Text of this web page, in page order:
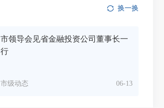
换一换
市领导会见省金融投资公司董事长一
行
06-13
市级动态